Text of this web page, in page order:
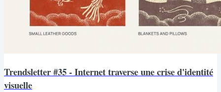
Trendsletter #35 - Internet traverse une crise d'identité
visuelle